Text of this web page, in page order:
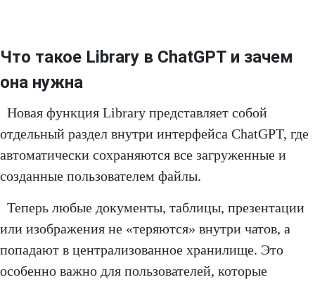
Что такое Library в ChatGPT и зачем
она нужна
Новая функция Library представляет собой
отдельный раздел внутри интерфейса ChatGPT, где
автоматически сохраняются все загруженные и
созданные пользователем файлы.
Теперь любые документы, таблицы, презентации
или изображения не «теряются» внутри чатов, а
попадают в централизованное хранилище. Это
особенно важно для пользователей, которые